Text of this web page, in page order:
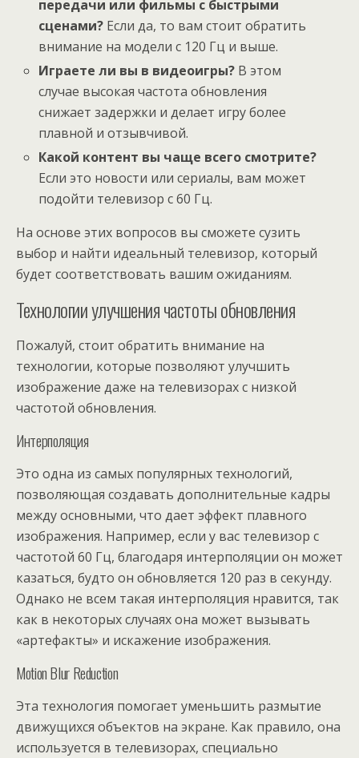
передачи или фильмы с быстрыми
сценами? Если да, то вам стоит обратить
внимание на модели с 120 Гц и выше.
Играете ли вы в видеоигры? В этом
случае высокая частота обновления
снижает задержки и делает игру более
плавной и отзывчивой.
Какой контент вы чаще всего смотрите?
Если это новости или сериалы, вам может
подойти телевизор с 60 Гц.
На основе этих вопросов вы сможете сузить
выбор и найти идеальный телевизор, который
будет соответствовать вашим ожиданиям.
Технологии улучшения частоты обновления
Пожалуй, стоит обратить внимание на
технологии, которые позволяют улучшить
изображение даже на телевизорах с низкой
частотой обновления.
Интерполяция
Это одна из самых популярных технологий,
позволяющая создавать дополнительные кадры
между основными, что дает эффект плавного
изображения. Например, если у вас телевизор с
частотой 60 Гц, благодаря интерполяции он может
казаться, будто он обновляется 120 раз в секунду.
Однако не всем такая интерполяция нравится, так
как в некоторых случаях она может вызывать
«артефакты» и искажение изображения.
Motion Blur Reduction
Эта технология помогает уменьшить размытие
движущихся объектов на экране. Как правило, она
используется в телевизорах, специально